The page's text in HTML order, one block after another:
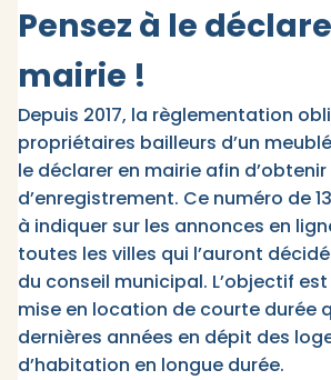
Pensez à le
mairie !
Depuis 2017, la règlementation
propriétaires bailleurs d’un
le déclarer en mairie afin
d’enregistrement. Ce numéro de
à indiquer sur les annonces en
toutes les villes qui l’auront
du conseil municipal. L’objectif
mise en location de courte durée
dernières années en dépit des
d’habitation en longue durée.